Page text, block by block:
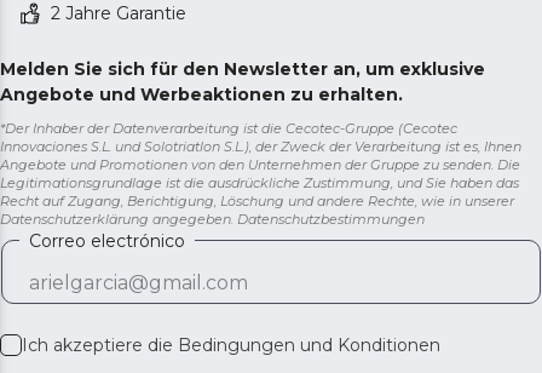
2 Jahre Garantie
Melden Sie sich für den Newsletter an, um exklusive
Angebote und Werbeaktionen zu erhalten.
*Der Inhaber der Datenverarbeitung ist die Cecotec-Gruppe (Cecotec
Innovaciones S.L. und Solotriatlon S.L.), der Zweck der Verarbeitung ist es, Ihnen
Angebote und Promotionen von den Unternehmen der Gruppe zu senden. Die
Legitimationsgrundlage ist die ausdrückliche Zustimmung, und Sie haben das
Recht auf Zugang, Berichtigung, Löschung und andere Rechte, wie in unserer
Datenschutzerklärung angegeben. Datenschutzbestimmungen
Correo electrónico
Ich akzeptiere die Bedingungen und Konditionen